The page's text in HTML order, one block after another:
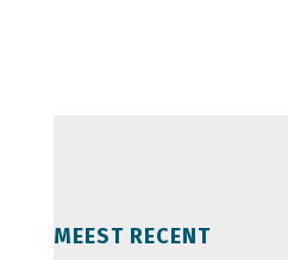
MEEST RECENT